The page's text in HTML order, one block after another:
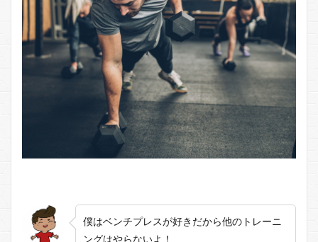
僕はベンチプレスが好きだから他のトレーニ
ングはやらないよ！